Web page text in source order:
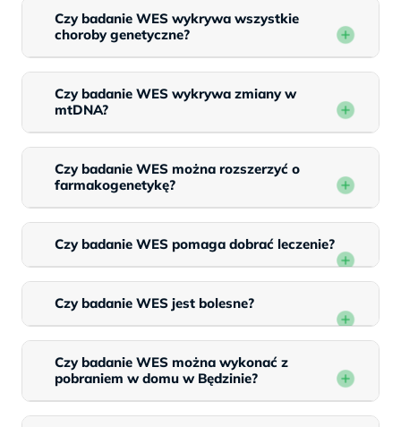
Czy badanie WES wykrywa wszystkie
choroby genetyczne?
Czy badanie WES wykrywa zmiany w
mtDNA?
Czy badanie WES można rozszerzyć o
farmakogenetykę?
Czy badanie WES pomaga dobrać leczenie?
Czy badanie WES jest bolesne?
Czy badanie WES można wykonać z
pobraniem w domu w Będzinie?